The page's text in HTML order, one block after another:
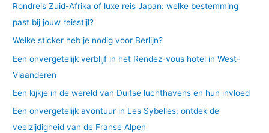
Rondreis Zuid-Afrika of luxe reis Japan: welke bestemming
past bij jouw reisstijl?
Welke sticker heb je nodig voor Berlijn?
Een onvergetelijk verblijf in het Rendez-vous hotel in West-
Vlaanderen
Een kijkje in de wereld van Duitse luchthavens en hun invloed
Een onvergetelijk avontuur in Les Sybelles: ontdek de
veelzijdigheid van de Franse Alpen